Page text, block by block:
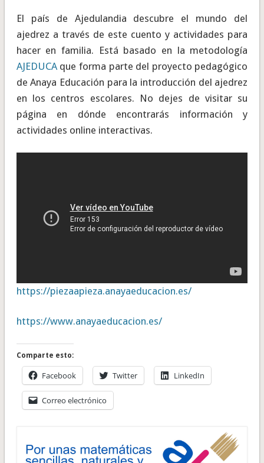
El país de Ajedulandia descubre el mundo del
ajedrez a través de este cuento y actividades para
hacer en familia. Está basado en la metodología
AJEDUCAque forma parte del proyecto pedagógico
de Anaya Educación para la introducción del ajedrez
en los centros escolares. No dejes de visitar su
página en dónde encontrarás información y
actividades online interactivas.
https://piezaapieza.anayaeducacion.es/
https://www.anayaeducacion.es/
Comparte esto:
Facebook Twitter LinkedIn
Correo electrónico